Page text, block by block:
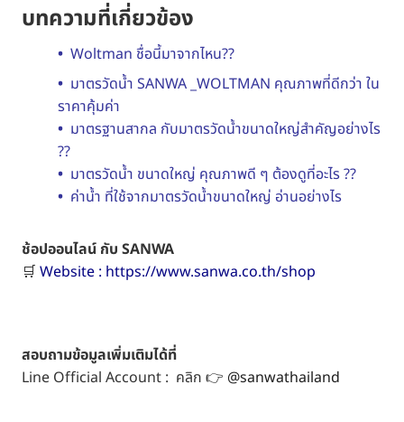
บทความที่เกี่ยวข้อง
• Woltman ชื่อนี้มาจากไหน??
• มาตรวัดน้ำ SANWA _WOLTMAN คุณภาพที่ดีกว่า ใน
ราคาคุ้มค่า
• มาตรฐานสากล กับมาตรวัดน้ำขนาดใหญ่สำคัญอย่างไร
??
• มาตรวัดน้ำ ขนาดใหญ่ คุณภาพดี ๆ ต้องดูที่อะไร ??
• ค่าน้ำ ที่ใช้จากมาตรวัดน้ำขนาดใหญ่ อ่านอย่างไร
ช้อปออนไลน์ กับ SANWA
🛒 Website : https://www.sanwa.co.th/shop
สอบถามข้อมูลเพิ่มเติมได้ที่
Line Official Account : คลิก 👉 @sanwathailand